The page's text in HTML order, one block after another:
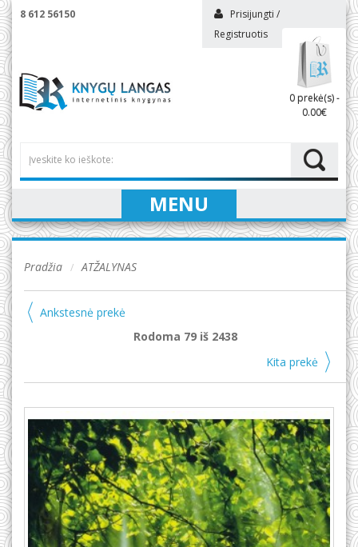
8 612 56150 Prisijungti /
Registruotis
0 prekė(s) -
0.00€
MENU
Pradžia ATŽALYNAS
Ankstesnė prekė
Rodoma 79 iš 2438
Kita prekė